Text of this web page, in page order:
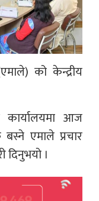
को केन्द्रीय
कार्यालयमा आज
एमाले प्रचार
दिनुभयो ।